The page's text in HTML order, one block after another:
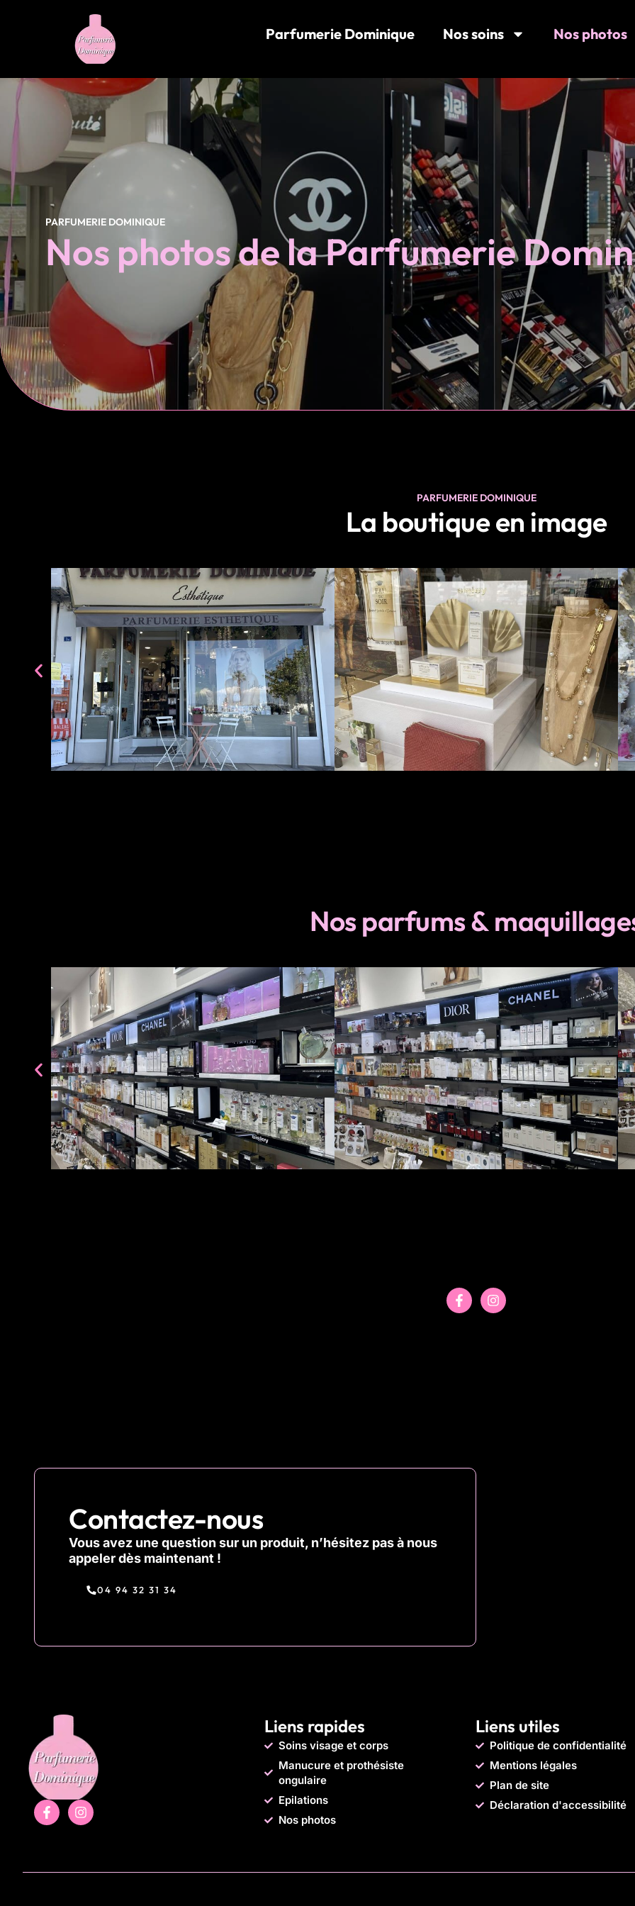
Parfumerie Dominique Nos soins Nos photos
PARFUMERIE DOMINIQUE
Nos photos de la Parfumerie
PARFUMERIE DOMINIQUE
La boutique en image
Nos parfums &
Contactez-nous
Vous avez une question sur un produit, n’hésitez pas à nous
appeler dès maintenant !
04 94 32 31 34
Liens rapides
Soins visage et corps
Manucure et prothésiste
ongulaire
Epilations
Nos photos
Liens utiles
Politique de confidentialité
Mentions légales
Plan de site
Déclaration d'accessibilité